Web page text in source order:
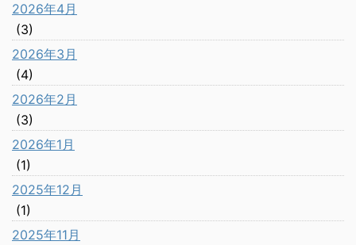
2026年4月
(3)
2026年3月
(4)
2026年2月
(3)
2026年1月
(1)
2025年12月
(1)
2025年11月